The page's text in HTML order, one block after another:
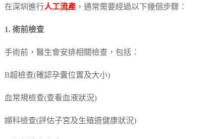
在深圳進行人工流產，通常需要經過以下幾個步驟：
1. 術前檢查
手術前，醫生會安排相關檢查，包括：
B超檢查(確認孕囊位置及大小)
血常規檢查(查看血液狀況)
婦科檢查(評估子宮及生殖道健康狀況)